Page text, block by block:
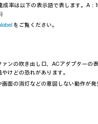
率は以下の表示語で表します。A：
をご覧ください。
ンの吹き出し口、ACアダプターの
けどの恐れがあります。
面の消灯などの意図しない動作が